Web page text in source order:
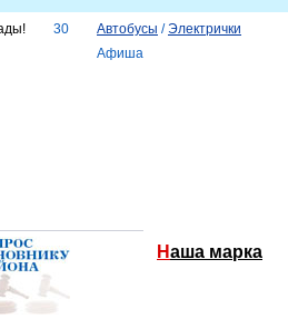
30 Автобусы /Электрички
Афиша
Наша марка